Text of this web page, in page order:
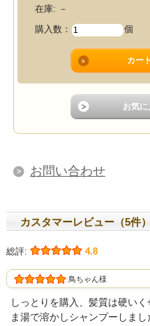
在庫: －
購入数：
個
お問い合わせ
カスタマーレビュー（5件）
総評: 4.8
鳥ちゃん様
しっとりを購入、髪質は硬い
ま湯で溶かしシャンプーしま